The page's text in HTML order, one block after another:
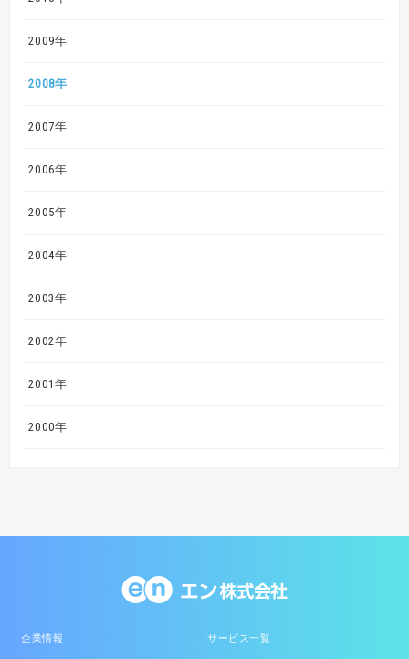
2009年
2008年
2007年
2006年
2005年
2004年
2003年
2002年
2001年
2000年
企業情報 サービス一覧